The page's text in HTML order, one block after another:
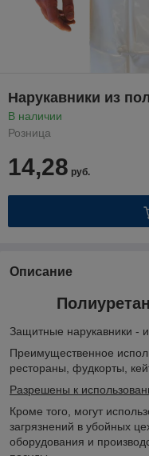
Нарукавники из
В наличии
Розница
14,28 руб.
Описание
Защитные нарукавники -
Преимущественное
рестораны, фудкорты,
Разрешены к
Кроме того, могут
загрязнений в убойных
оборудования и